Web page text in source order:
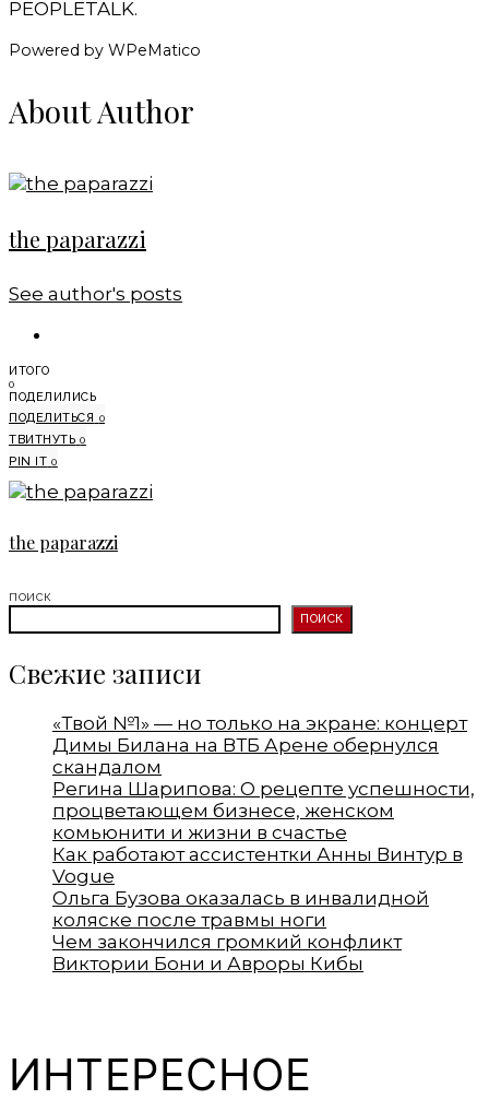
PEOPLETALK.
Powered by WPeMatico
About Author
the paparazzi
See author's posts
ИТОГО
0
ПОДЕЛИЛИСЬ
ПОДЕЛИТЬСЯ 0
ТВИТНУТЬ 0
PIN IT 0
the paparazzi
ПОИСК
ПОИСК
Свежие записи
«Твой №1» — но только на экране: концерт
Димы Билана на ВТБ Арене обернулся
скандалом
Регина Шарипова: О рецепте успешности,
процветающем бизнесе, женском
комьюнити и жизни в счастье
Как работают ассистентки Анны Винтур в
Vogue
Ольга Бузова оказалась в инвалидной
коляске после травмы ноги
Чем закончился громкий конфликт
Виктории Бони и Авроры Кибы
ИНТЕРЕСНОЕ